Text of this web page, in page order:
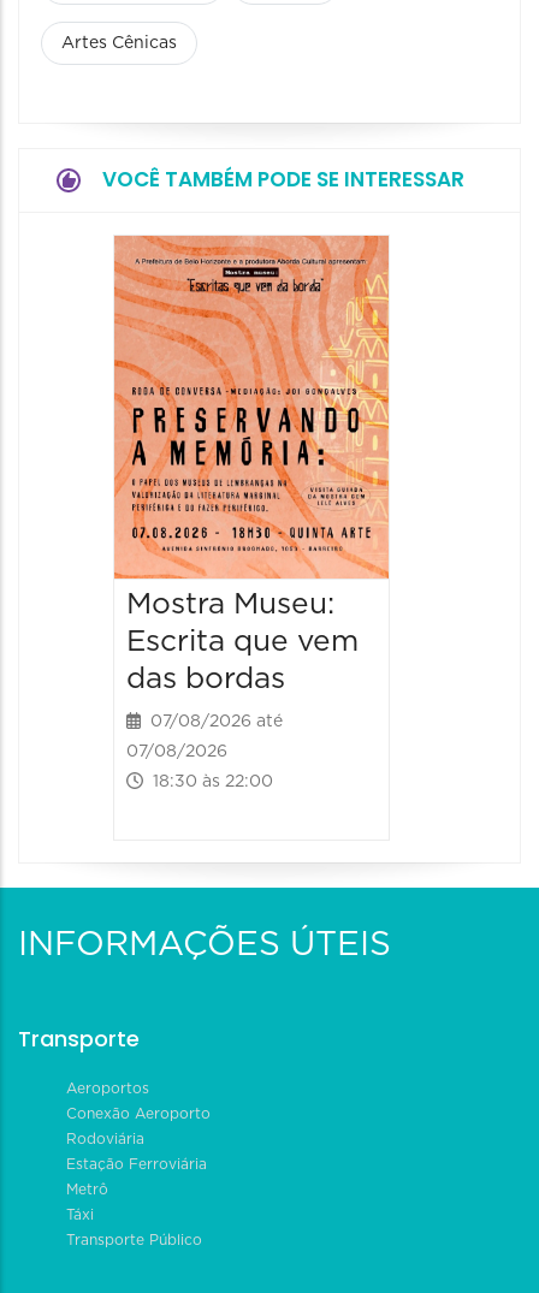
Artes Cênicas
VOCÊ TAMBÉM PODE SE INTERESSAR
Mostra Museu:
Escrita que vem
das bordas
07/08/2026 até
07/08/2026
18:30 às 22:00
INFORMAÇÕES ÚTEIS
Transporte
Aeroportos
Conexão Aeroporto
Rodoviária
Estação Ferroviária
Metrô
Táxi
Transporte Público